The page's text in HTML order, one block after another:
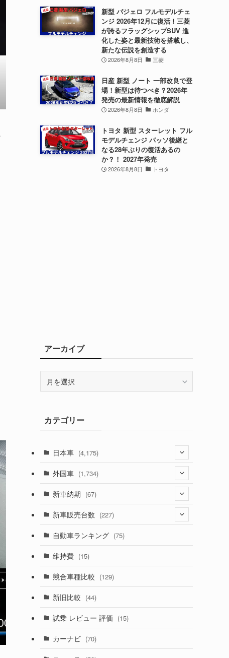
新型 パジェロ フルモデルチェ
ンジ 2026年12月に復活！三菱
が誇るフラッグシップSUV 進
化した姿と最新技術を搭載し、
新たな伝説を創造する
2026年8月8日 三菱
日産 新型 ノート 一部改良で登
場！新型は待つべき？2026年
発売の最新情報を徹底解説
2026年8月8日 ホンダ
トヨタ 新型 スターレット フル
モデルチェンジ パッソ後継と
なる28年ぶりの復活あるの
か？！ 2027年発売
2026年8月8日 トヨタ
アーカイブ
ブカテゴリー
日本車 (4,175)
(1,321)
(330)
(526)
(357)
(328)
(194)
(230)
(253)
外国車 (1,734)
(188)
(242)
(85)
(84)
(14)
(222)
(50)
(58)
新車納期 (67)
(28)
(8)
(3)
(3)
(5)
(1)
新車販売台数 (227)
(21)
(5)
(7)
(5)
自動車ランキング (75)
維持費 (15)
競合車種比較 (129)
新旧比較 (44)
試乗 レビュー 評価 (15)
カーナビ (70)